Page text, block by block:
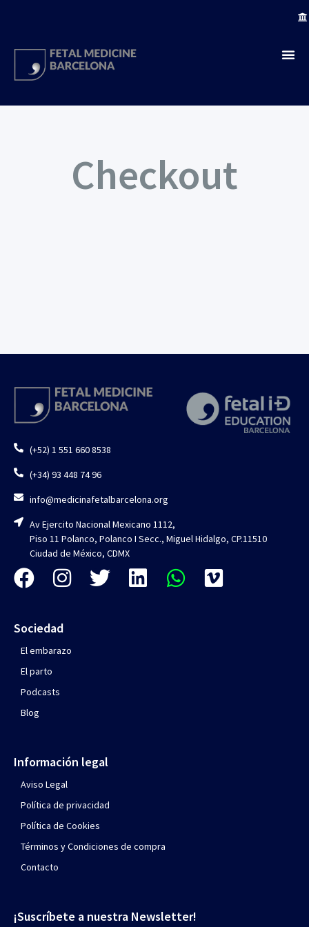
Checkout
(+52) 1 551 660 8538
(+34) 93 448 74 96
info@medicinafetalbarcelona.org
Av Ejercito Nacional Mexicano 1112,
Piso 11 Polanco, Polanco I Secc., Miguel Hidalgo, CP.11510
Ciudad de México, CDMX
Sociedad
El embarazo
El parto
Podcasts
Blog
Información legal
Aviso Legal
Política de privacidad
Política de Cookies
Términos y Condiciones de compra
Contacto
¡Suscríbete a nuestra Newsletter!